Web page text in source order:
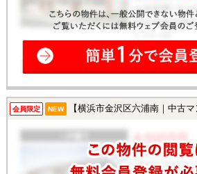
会員限定 NEW 【横浜市金沢区六浦南｜中古マ